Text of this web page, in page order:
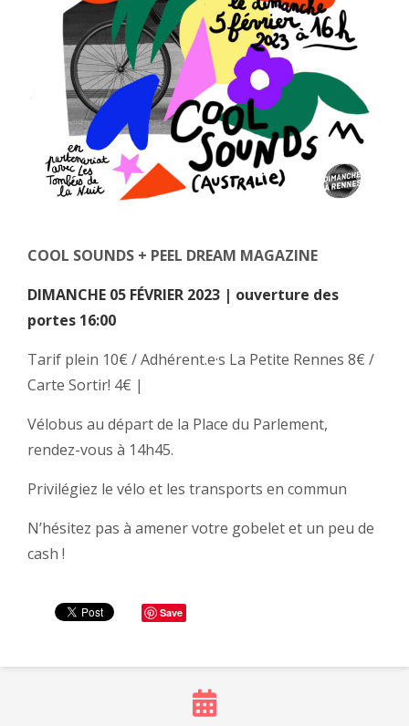
COOL SOUNDS + PEEL DREAM MAGAZINE
DIMANCHE 05 FÉVRIER 2023 | ouverture des
portes 16:00
Tarif plein 10€ / Adhérent.e·s La Petite Rennes 8€ /
Carte Sortir! 4€ |
Vélobus au départ de la Place du Parlement,
rendez-vous à 14h45.
Privilégiez le vélo et les transports en commun
N’hésitez pas à amener votre gobelet et un peu de
cash !
Save